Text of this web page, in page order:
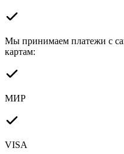
Мы принимаем платежи с
картам:
МИР
VISA